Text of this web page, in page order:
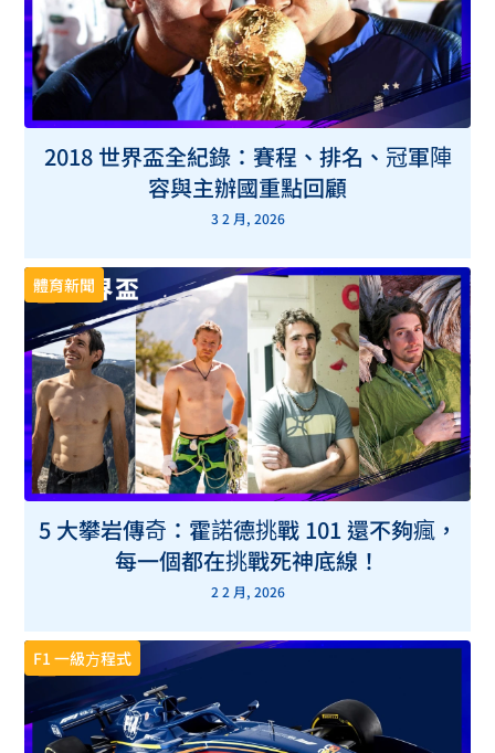
2018 世界盃全紀錄：賽程、排名、冠軍陣
容與主辦國重點回顧
3 2 月, 2026
體育新聞
5 大攀岩傳奇：霍諾德挑戰 101 還不夠瘋，
每一個都在挑戰死神底線！
2 2 月, 2026
F1 一級方程式